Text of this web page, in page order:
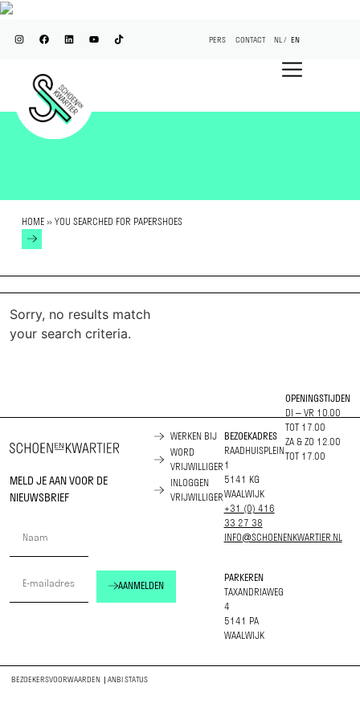
PERS CONTACT NL EN
HOME» YOU SEARCHED FOR PAPERSHOES
Sorry, no results match
your search criteria.
MELD JE AAN VOOR DE
NIEUWSBRIEF
AANMELDEN
WERKEN BIJ
WORD
VRIJWILLIGER
INLOGGEN
VRIJWILLIGER
BEZOEKADRES
RAADHUISPLEIN
1
5141 KG
WAALWIJK
+31 (0) 416
33 27 38
INFO@SCHOENENKWARTIER.NL
PARKEREN
TAXANDRIAWEG
4
5141 PA
WAALWIJK
OPENINGSTIJDEN
DI – VR 10.00
TOT 17.00
ZA & ZO 12.00
TOT 17.00
BEZOEKERSVOORWAARDEN |ANBI STATUS